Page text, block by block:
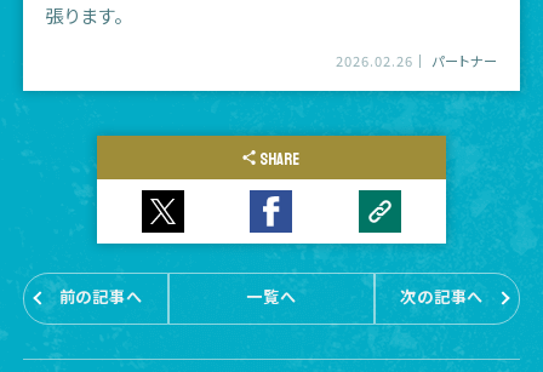
張ります。
2026.02.26 パートナー
SHARE
前の記事へ 一覧へ 次の記事へ